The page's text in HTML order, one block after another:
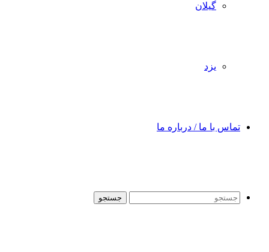
گیلان
یزد
تماس با ما / درباره ما
جستجو